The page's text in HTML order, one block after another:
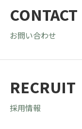
CONTACT
お問い合わせ
RECRUIT
採用情報